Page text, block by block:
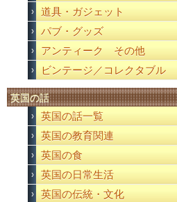
道具・ガジェット
パブ・グッズ
アンティーク その他
ビンテージ／コレクタブル
英国の話
英国の話一覧
英国の教育関連
英国の食
英国の日常生活
英国の伝統・文化